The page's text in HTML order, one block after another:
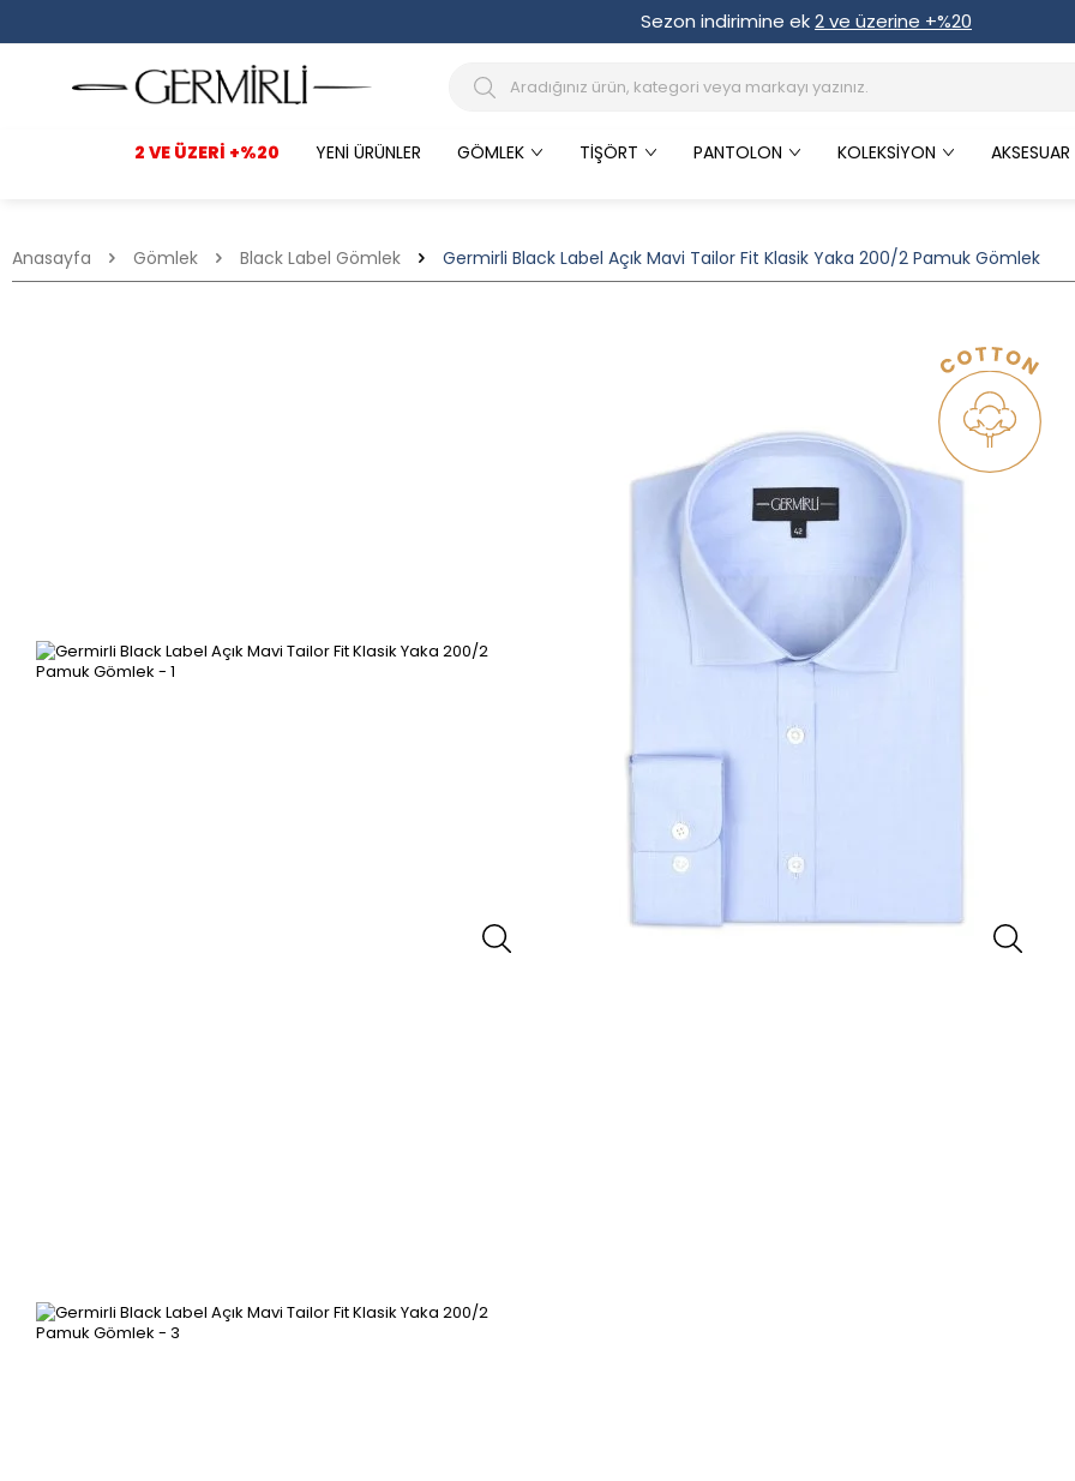
Sezon indirimine ek2 ve üzerine +%20
2 VE ÜZERI +%20 YENI ÜRÜNLER GÖMLEK TIŞÖRT PANTOLON KOLEKSIYON AKSESUAR
Anasayfa Gömlek Black Label Gömlek Germirli Black Label Açık Mavi Tailor Fit Klasik Yaka 200/2 Pamuk Gömlek